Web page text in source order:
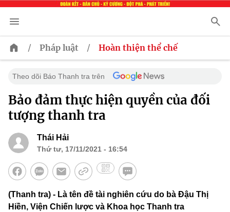
/ Pháp luật / Hoàn thiện thể chế
Theo dõi Báo Thanh tra trên
Bảo đảm thực hiện quyền của đối
tượng thanh tra
Thái Hải
Thứ tư, 17/11/2021 - 16:54
(Thanh tra) - Là tên đề tài nghiên cứu do bà Đậu Thị
Hiền, Viện Chiến lược và Khoa học Thanh tra